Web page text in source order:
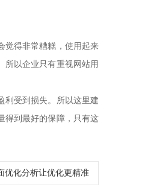
觉得非常糟糕，使用起来
所以企业只有重视网站用
受到损失。所以这里建
得到最好的保障，只有这
优化分析让优化更精准